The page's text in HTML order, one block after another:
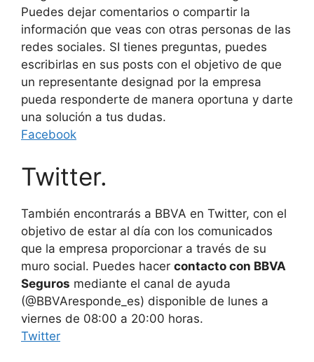
Puedes dejar comentarios o compartir la
información que veas con otras personas de las
redes sociales. SI tienes preguntas, puedes
escribirlas en sus posts con el objetivo de que
un representante designad por la empresa
pueda responderte de manera oportuna y darte
una solución a tus dudas.
Facebook
Twitter.
También encontrarás a BBVA en Twitter, con el
objetivo de estar al día con los comunicados
que la empresa proporcionar a través de su
muro social. Puedes hacer contacto con BBVA
Seguros mediante el canal de ayuda
(@BBVAresponde_es) disponible de lunes a
viernes de 08:00 a 20:00 horas.
Twitter